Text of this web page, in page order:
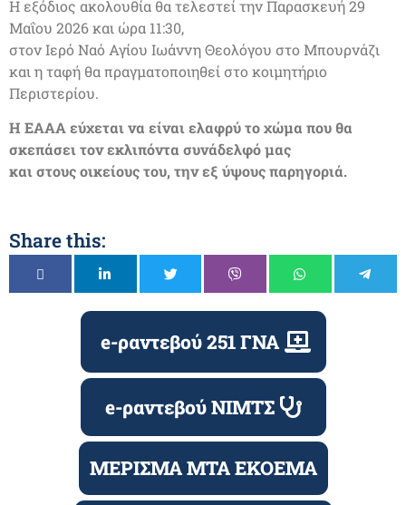
Η εξόδιος ακολουθία θα τελεστεί την Παρασκευή 29
Μαΐου 2026 και ώρα 11:30,
στον Ιερό Ναό Αγίου Ιωάννη Θεολόγου στο Μπουρνάζι
και η ταφή θα πραγματοποιηθεί στο κοιμητήριο
Περιστερίου.
Η ΕΑΑΑ εύχεται να είναι ελαφρύ το χώμα που θα
σκεπάσει τον εκλιπόντα συνάδελφό μας
και στους οικείους του, την εξ ύψους παρηγοριά.
Share this:
e-ραντεβού 251 ΓΝΑ
e-ραντεβού ΝΙΜΤΣ
ΜΕΡΙΣΜΑ ΜΤΑ ΕΚΟΕΜΑ